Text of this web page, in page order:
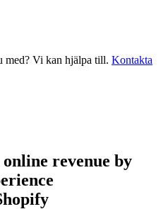
med? Vi kan hjälpa till. Kontakta
revenue by